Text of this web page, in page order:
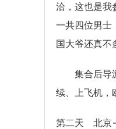
洽，这也是我
一共四位男士
国大爷还真不
集合后导游
续、上飞机，
第二天 北京